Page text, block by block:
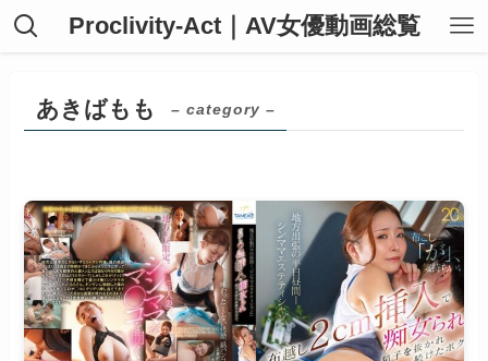
Proclivity-Act｜AV女優動画総覧
あきばもも – category –